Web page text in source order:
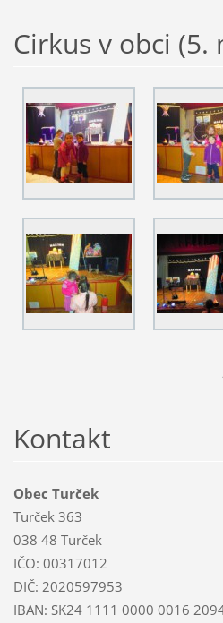
Cirkus v obci (5.
Kontakt
Obec Turček
Turček 363
038 48 Turček
IČO: 00317012
DIČ: 2020597953
IBAN: SK24 1111 0000 0016